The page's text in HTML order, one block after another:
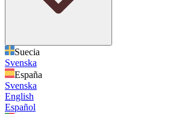
Suecia
Svenska
España
Svenska
English
Español